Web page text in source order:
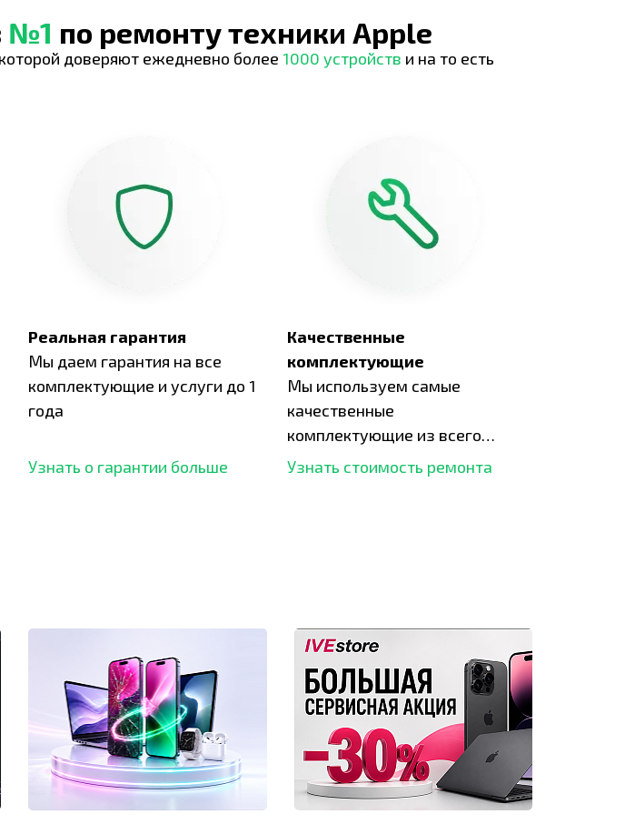
№1 по ремонту техники Apple
доверяют ежедневно более 1000 устройств и на то есть
Реальная гарантия
Мы даем гарантия на все
комплектующие и услуги до 1
года
Узнать о гарантии больше
Качественные
комплектующие
Мы используем самые
качественные
комплектующие из всего
рынка и используем самое
Узнать стоимость ремонта